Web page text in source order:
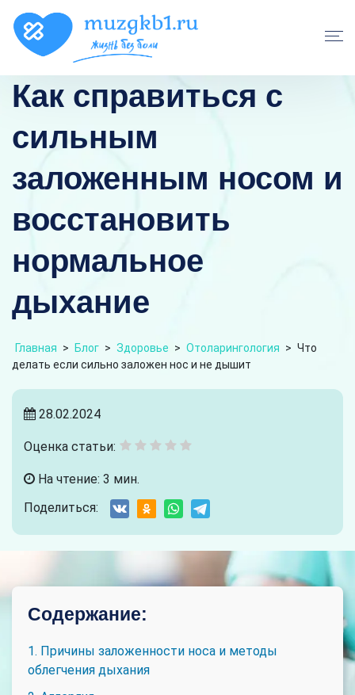
Как справиться с
сильным
заложенным носом и
восстановить
нормальное
дыхание
Главная > Блог > Здоровье > Отоларингология > Что
делать если сильно заложен нос и не дышит
28.02.2024
Оценка статьи:
На чтение: 3 мин.
Поделиться:
Содержание:
1. Причины заложенности носа и методы
облегчения дыхания